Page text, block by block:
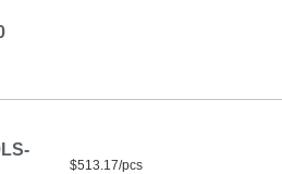
$513.17/pcs